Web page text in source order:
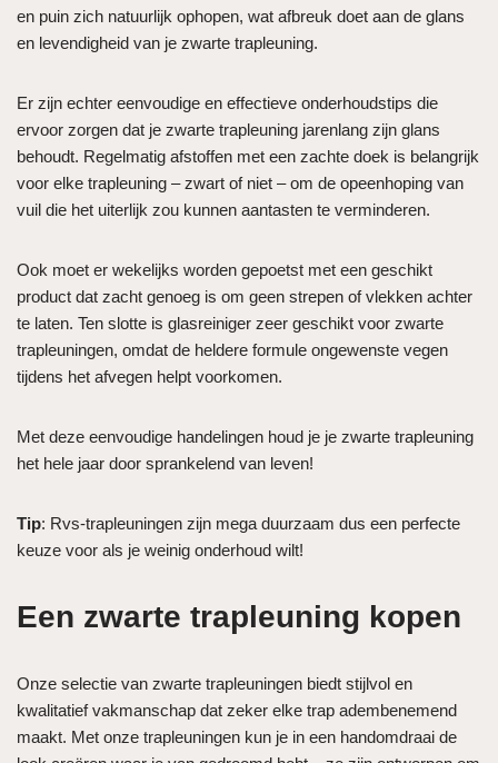
en puin zich natuurlijk ophopen, wat afbreuk doet aan de glans
en levendigheid van je zwarte trapleuning.
Er zijn echter eenvoudige en effectieve onderhoudstips die
ervoor zorgen dat je zwarte trapleuning jarenlang zijn glans
behoudt. Regelmatig afstoffen met een zachte doek is belangrijk
voor elke trapleuning – zwart of niet – om de opeenhoping van
vuil die het uiterlijk zou kunnen aantasten te verminderen.
Ook moet er wekelijks worden gepoetst met een geschikt
product dat zacht genoeg is om geen strepen of vlekken achter
te laten. Ten slotte is glasreiniger zeer geschikt voor zwarte
trapleuningen, omdat de heldere formule ongewenste vegen
tijdens het afvegen helpt voorkomen.
Met deze eenvoudige handelingen houd je je zwarte trapleuning
het hele jaar door sprankelend van leven!
Tip: Rvs-trapleuningen zijn mega duurzaam dus een perfecte
keuze voor als je weinig onderhoud wilt!
Een zwarte trapleuning kopen
Onze selectie van zwarte trapleuningen biedt stijlvol en
kwalitatief vakmanschap dat zeker elke trap adembenemend
maakt. Met onze trapleuningen kun je in een handomdraai de